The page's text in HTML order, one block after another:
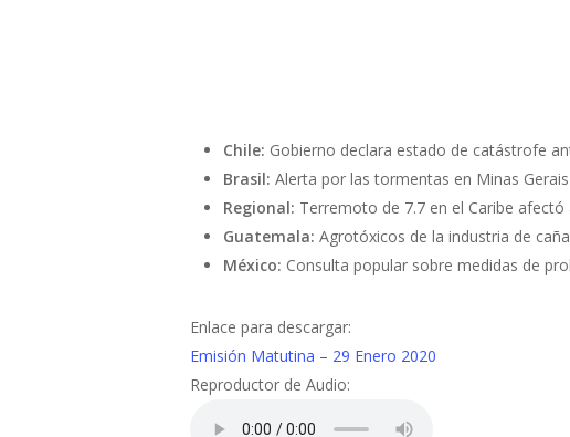
Presiona "ENTER" para buscar o "ESC" para cerrar
Chile: Gobierno declara estado de catástrofe
Brasil: Alerta por las tormentas en Minas
Regional: Terremoto de 7.7 en el Caribe
Guatemala: Agrotóxicos de la industria de
México: Consulta popular sobre medidas de
Enlace para descargar:
Emisión Matutina – 29 Enero 2020
Reproductor de Audio: